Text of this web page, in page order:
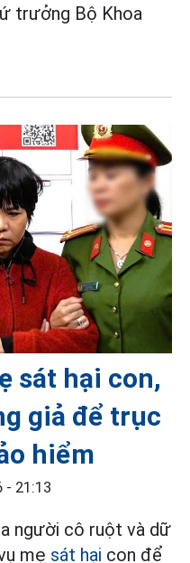
trưởng Bộ Khoa
sát hại con,
giả để trục
hiểm
- 21:13
người cô ruột và dữ
mẹ sát hại con để